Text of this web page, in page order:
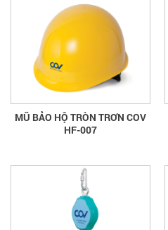
MŨ BẢO HỘ TRÒN TRƠN COV
HF-007